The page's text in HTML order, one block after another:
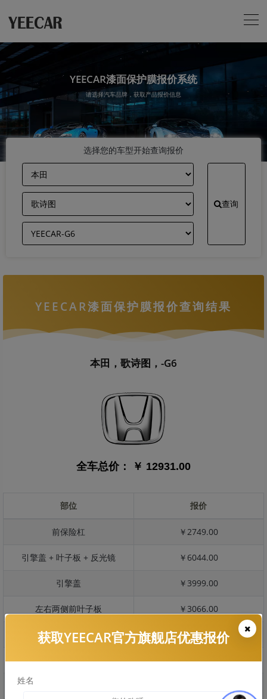
YEECAR漆面保护膜报价系统
请选择汽车品牌，获取产品报价信息
选择您的车型开始查询报价
查询
YEECAR漆面保护膜报价查询结果
本田，歌诗图，-G6
全车总价： ￥ 12931.00
部位 报价
前保险杠 ￥2749.00
引擎盖 + 叶子板 + 反光镜 ￥6044.00
引擎盖 ￥3999.00
左右两侧前叶子板 ￥3066.00
反光镜 ￥614.00
后保险杠 ￥2050.00
获取YEECAR官方旗舰店优惠报价
姓名